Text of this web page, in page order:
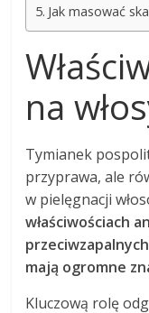
Jak masować
na
Tymianek
przyprawa, ale
w pielęgnacji
właściwościach
mają ogromne
Kluczową rolę